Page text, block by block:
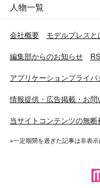
人物一覧
会社概要 モデルプレスと
編集部からのお知らせ
アプリケーションプライバ
情報提供・広告掲載・お問
当サイトコンテンツの無
※一定期間を過ぎた記事は非表